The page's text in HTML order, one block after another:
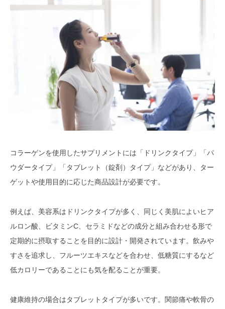
コラーゲンを使用したサプリメントには「ドリンクタイプ」「パ
ウダータイプ」「タブレット（錠剤）タイプ」などがあり、ター
ゲットや使用目的に応じた商品設計が必要です。
例えば、美容系はドリンクタイプが多く、同じく美肌によいヒア
ルロン酸、ビタミンC、セラミドなどの成分と組み合わせる形で
定期的に摂取することを目的に設計・開発されています。飲みや
すさを追求し、フルーツエキスなどを合わせ、低糖質にするなど
低カロリーであることにも気を配ることが重要。
健康維持の場合はタブレットタイプが多いです。関節痛や軟骨の